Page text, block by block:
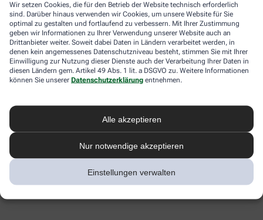
Wir setzen Cookies, die für den Betrieb der Website technisch erforderlich
sind. Darüber hinaus verwenden wir Cookies, um unsere Website für Sie
optimal zu gestalten und fortlaufend zu verbessern. Mit Ihrer Zustimmung
geben wir Informationen zu Ihrer Verwendung unserer Website auch an
Drittanbieter weiter. Soweit dabei Daten in Ländern verarbeitet werden, in
denen kein angemessenes Datenschutzniveau besteht, stimmen Sie mit Ihrer
Einwilligung zur Nutzung dieser Dienste auch der Verarbeitung Ihrer Daten in
diesen Ländern gem. Artikel 49 Abs. 1 lit. a DSGVO zu. Weitere Informationen
können Sie unserer Datenschutzerklärung entnehmen.
Alle akzeptieren
Nur notwendige akzeptieren
Einstellungen verwalten